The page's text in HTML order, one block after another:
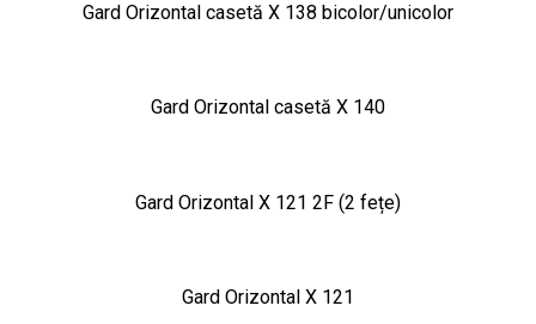
Gard Orizontal casetă X 138 bicolor/unicolor
Gard Orizontal casetă X 140
Gard Orizontal X 121 2F (2 fețe)
Gard Orizontal X 121